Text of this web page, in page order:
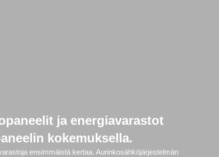
ja energiavarastot
kokemuksella.
ensimmäistä kertaa. Aurinkosähköjärjestelmän